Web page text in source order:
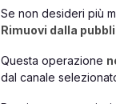
Se non desideri più
Rimuovi dalla
Questa operazione
dal canale